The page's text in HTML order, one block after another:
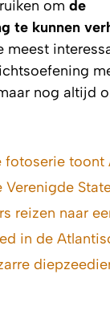
om de
te kunnen
meest
nog altijd
fotoserie toont
reizen naar
in de